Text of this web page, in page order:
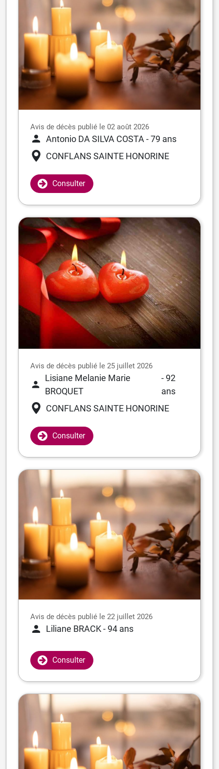
Avis de décès publié le 02 août 2026
Antonio DA SILVA COSTA - 79 ans
CONFLANS SAINTE HONORINE
Consulter
Avis de décès publié le 25 juillet 2026
Lisiane Melanie Marie
BROQUET
- 92
ans
CONFLANS SAINTE HONORINE
Consulter
Avis de décès publié le 22 juillet 2026
Liliane BRACK- 94 ans
Consulter